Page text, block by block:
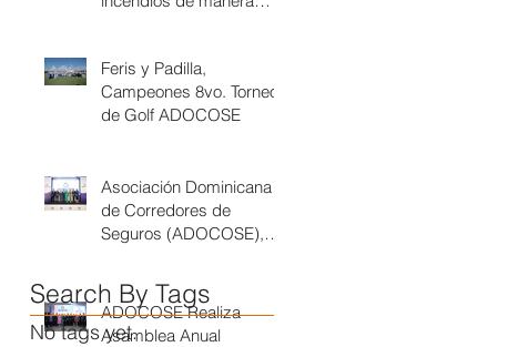
Feris y Padilla,
Campeones 8vo. Torneo
de Golf ADOCOSE
Asociación Dominicana
de Corredores de
Seguros (ADOCOSE),
Seguridad Social
ADOCOSE Realiza
Asamblea Anual
Search By Tags
No tags yet.